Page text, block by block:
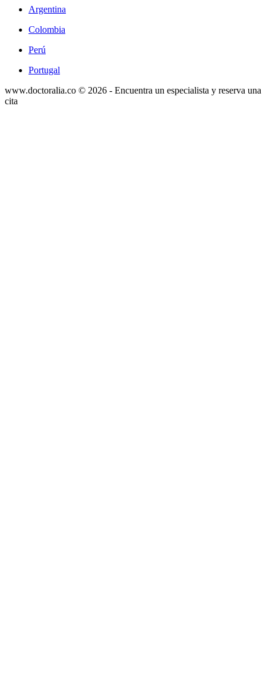
Argentina
Colombia
Perú
Portugal
www.doctoralia.co © 2026 - Encuentra un especialista y reserva una
cita